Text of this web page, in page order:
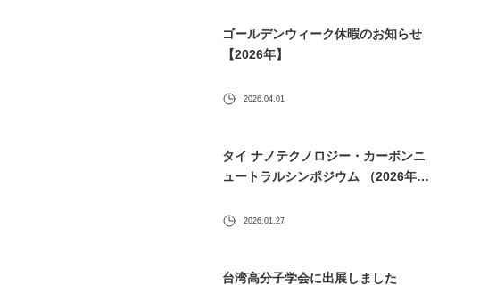
ゴールデンウィーク休暇のお知らせ
【2026年】
2026.04.01
タイ ナノテクノロジー・カーボンニ
ュートラルシンポジウム （2026年1
2026.01.27
台湾高分子学会に出展しました